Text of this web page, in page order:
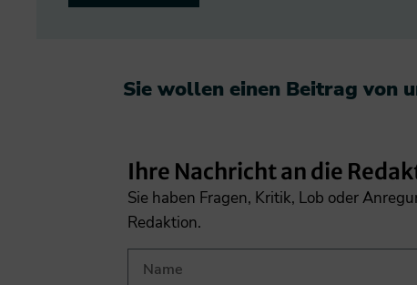
Sie wollen einen Beitrag von
Ihre Nachricht an die
Sie haben Fragen, Kritik, Lob oder
Redaktion.